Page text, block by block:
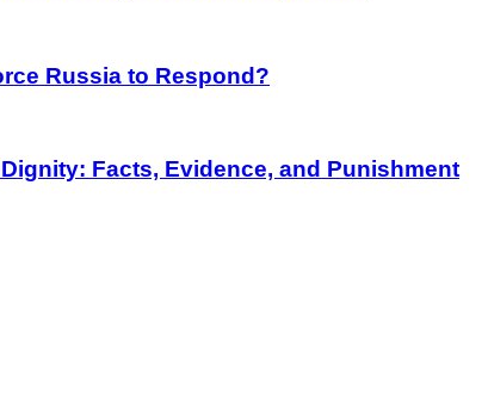
Russia to Respond?
Facts, Evidence, and Punishment